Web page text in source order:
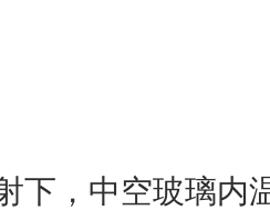
下，中空玻璃内